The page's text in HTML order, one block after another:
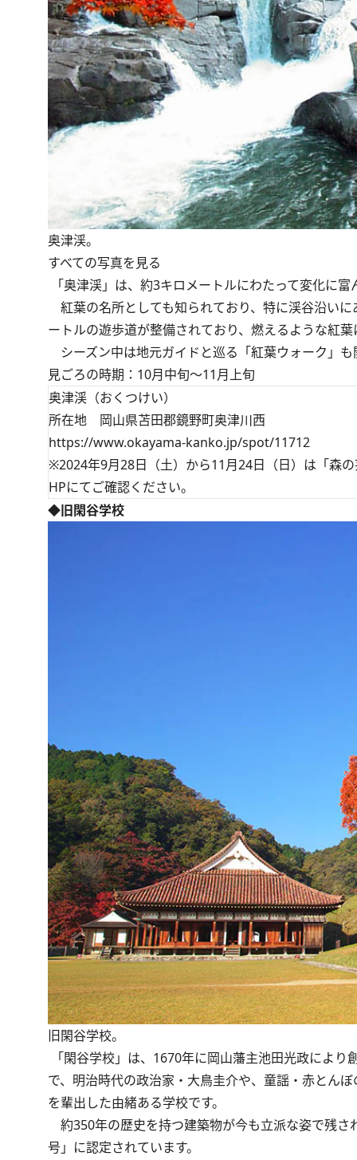
奥津渓。
すべての写真を見る
「奥津渓」は、約3キロメートルにわたって変化に
紅葉の名所としても知られており、特に渓谷沿い
ートルの遊歩道が整備されており、燃えるような紅
シーズン中は地元ガイドと巡る「紅葉ウォーク」
見ごろの時期：10月中旬～11月上旬
奥津渓（おくつけい）
所在地 岡山県苫田郡鏡野町奥津川西
https://www.okayama-kanko.jp/spot/11712
※2024年9月28日（土）から11月24日（日）は「森
HPにてご確認ください。
◆旧閑谷学校
旧閑谷学校。
「閑谷学校」は、1670年に岡山藩主池田光政によ
で、明治時代の政治家・大鳥圭介や、童謡・赤とん
を輩出した由緒ある学校です。
約350年の歴史を持つ建築物が今も立派な姿で残
号」に認定されています。